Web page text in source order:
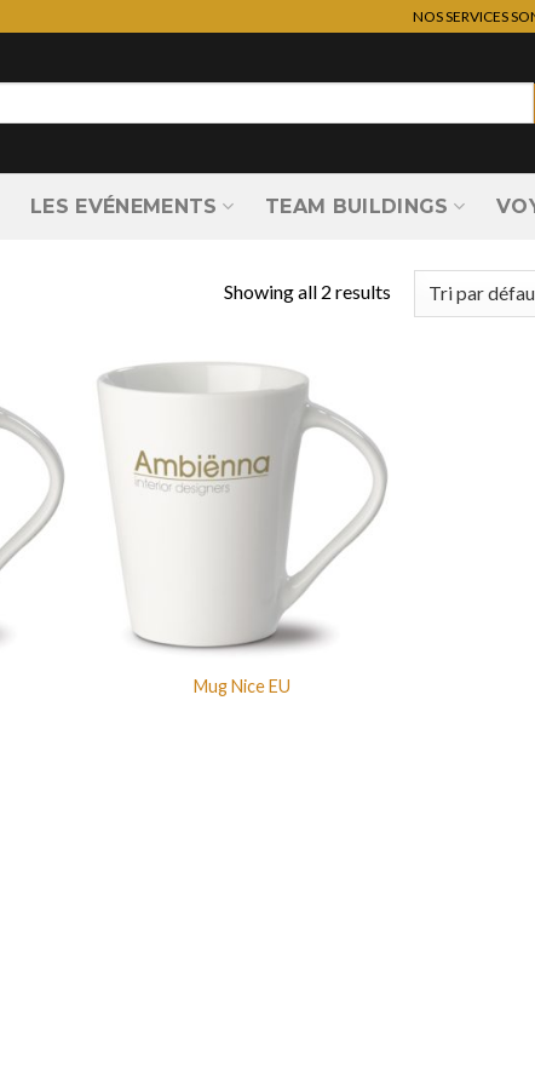
NOS SERVICES
LES EVÉNEMENTS TEAM BUILDINGS
Showing all 2 results
Mug Nice EU